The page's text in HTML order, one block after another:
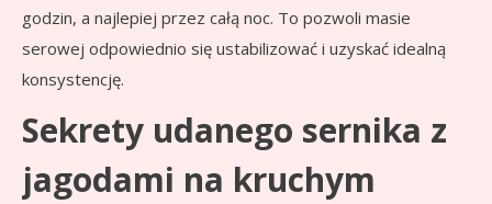
godzin, a najlepiej przez całą noc. To pozwoli masie
serowej odpowiednio się ustabilizować i uzyskać idealną
konsystencję.
Sekrety udanego sernika z
jagodami na kruchym